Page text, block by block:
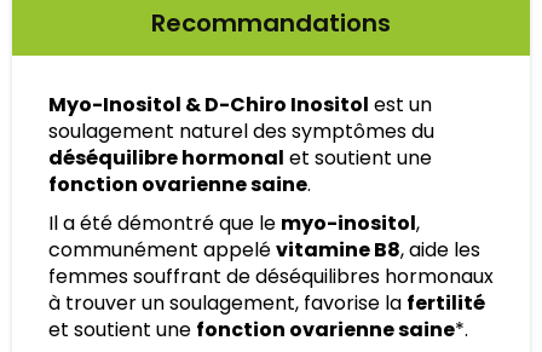
Recommandations
Myo-Inositol & D-Chiro Inositol est un
soulagement naturel des symptômes du
déséquilibre hormonal et soutient une
fonction ovarienne saine.
Il a été démontré que le myo-inositol,
communément appelévitamine B8, aide les
femmes souffrant de déséquilibres hormonaux
à trouver un soulagement, favorise la fertilité
et soutient une fonction ovarienne saine*.